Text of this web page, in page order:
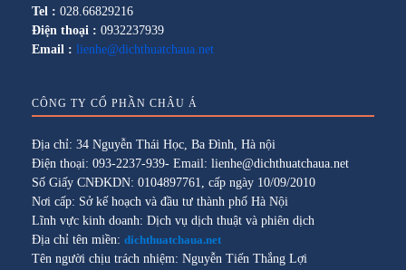
Tel : 028.66829216
Điện thoại : 0932237939
Email : lienhe@dichthuatchaua.net
CÔNG TY CỔ PHẦN CHÂU Á
Địa chỉ: 34 Nguyễn Thái Học, Ba Đình, Hà nội
Điện thoại: 093-2237-939- Email: lienhe@dichthuatchaua.net
Số Giấy CNĐKDN: 0104897761, cấp ngày 10/09/2010
Nơi cấp: Sở kế hoạch và đầu tư thành phố Hà Nội
Lĩnh vực kinh doanh: Dịch vụ dịch thuật và phiên dịch
Địa chỉ tên miền: dichthuatchaua.net
Tên người chịu trách nhiệm: Nguyễn Tiến Thắng Lợi